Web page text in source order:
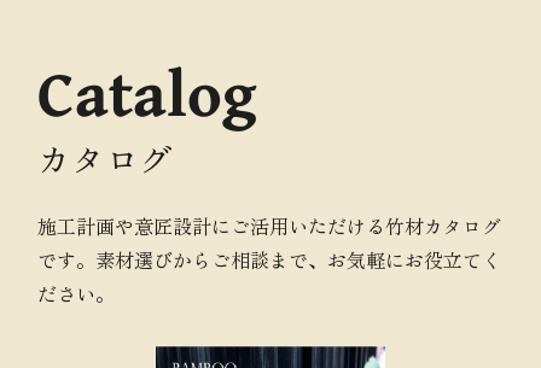
Catalog
カタログ
施工計画や意匠設計にご活用いただける竹材カタログ
です。素材選びからご相談まで、お気軽にお役立てく
ださい。